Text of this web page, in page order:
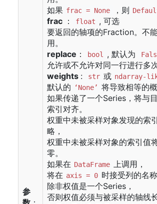
参
如果 frac = None ，则
frac ： float , 可选
要返回的轴项的Fraction。不
用。
replace ： bool , 默认为
允许或不允许对同一行进行多
weights : str 或 ndarray-
默认的
‘None’ 将导致相等的概
如果传递了一个Series，将与
索引对齐。
权重中未被采样对象发现的索
略，
权重中未被采样对象的索引值
零。
如果在 DataFrame 上调用，
将在 axis = 0 时接受列的名称
除非权值是一个Series，
否则权值必须与被采样的轴线